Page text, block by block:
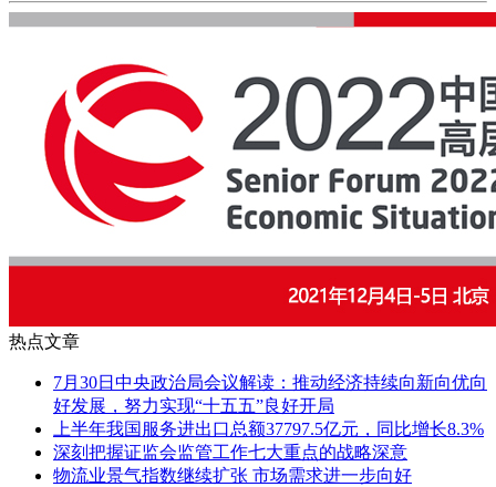
热点文章
7月30日中央政治局会议解读：推动经济持续向新向优向
好发展，努力实现“十五五”良好开局
上半年我国服务进出口总额37797.5亿元，同比增长8.3%
深刻把握证监会监管工作七大重点的战略深意
物流业景气指数继续扩张 市场需求进一步向好